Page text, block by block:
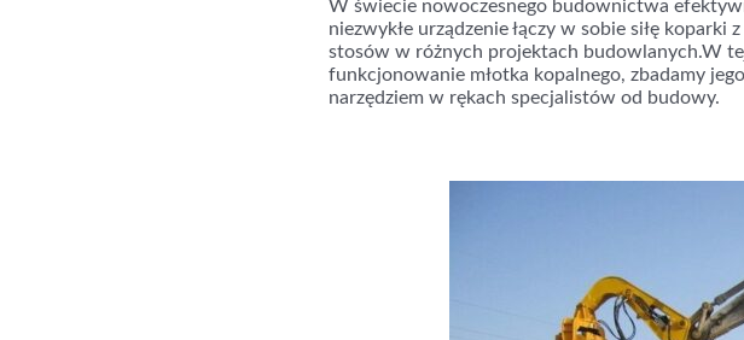
W świecie nowoczesnego budownictwa
niezwykłe urządzenie łączy w sobie siłę
stosów w różnych projektach budowlanych.W
funkcjonowanie młotka kopalnego, zbadamy
narzędziem w rękach specjalistów od budowy.